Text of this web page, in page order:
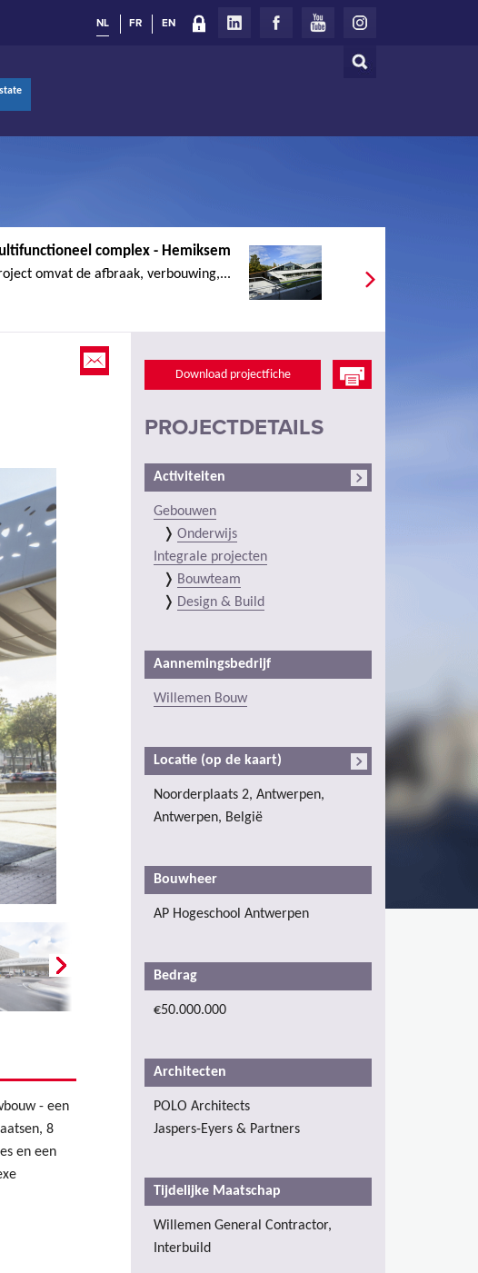
Zoeken
NL FR EN
complex - Hemiksem
omvat de afbraak, verbouwing,...
- een
8
en een
Download projectfiche
PROJECTDETAILS
Activiteiten
Gebouwen
Onderwijs
Integrale projecten
Bouwteam
Design & Build
Aannemingsbedrijf
Willemen Bouw
Locatie (op de kaart)
Noorderplaats 2, Antwerpen,
Antwerpen, België
Bouwheer
AP Hogeschool Antwerpen
Bedrag
€50.000.000
Architecten
POLO Architects
Jaspers-Eyers & Partners
Tijdelijke Maatschap
Willemen General Contractor,
Interbuild